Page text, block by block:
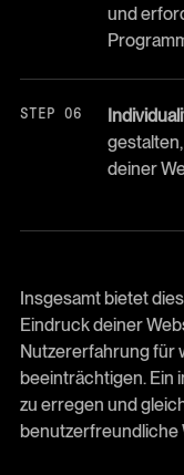
und
deiner
Insgesamt bietet
Eindruck deiner
Nutzererfahrung für
beeinträchtigen. Ein
zu erregen und
benutzerfreundliche